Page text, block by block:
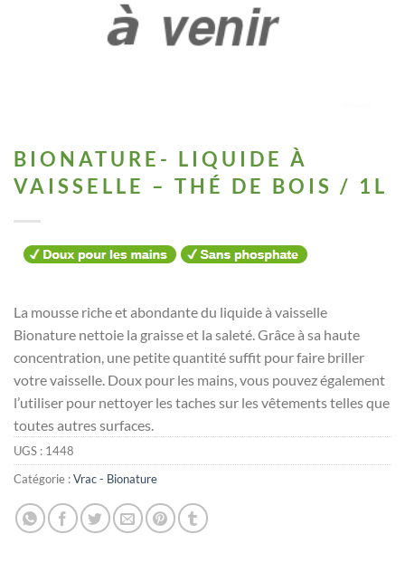
BIONATURE- LIQUIDE À
VAISSELLE – THÉ DE BOIS / 1L
La mousse riche et abondante du liquide à vaisselle
Bionature nettoie la graisse et la saleté. Grâce à sa haute
concentration, une petite quantité suffit pour faire briller
votre vaisselle. Doux pour les mains, vous pouvez également
l’utiliser pour nettoyer les taches sur les vêtements telles que
toutes autres surfaces.
UGS : 1448
Catégorie :Vrac - Bionature